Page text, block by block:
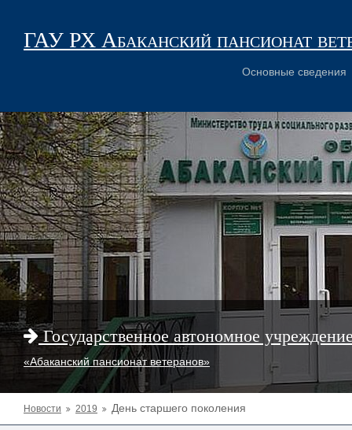
ГАУ РХ Абаканский пансионат
Основные сведения
Государственное автономное
«Абаканский пансионат ветеранов»
Новости 2019 День старшего поколения